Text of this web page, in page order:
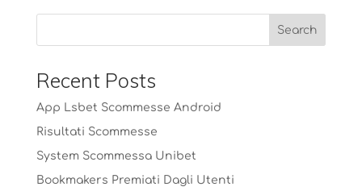
Recent Posts
App Lsbet Scommesse Android
Risultati Scommesse
System Scommessa Unibet
Bookmakers Premiati Dagli Utenti